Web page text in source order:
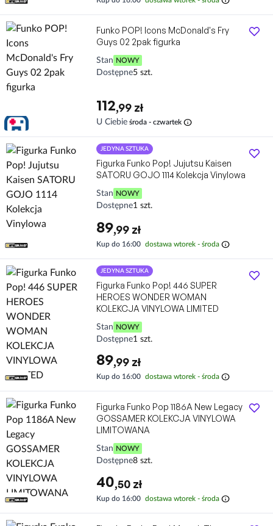
Funko POP! Icons McDonald's Fry
Guys 02 2pak figurka
Stan NOWY
Dostępne5 szt.
112,99 zł
U Ciebie środa - czwartek info
JEDYNA SZTUKA
Figurka Funko Pop! Jujutsu Kaisen
SATORU GOJO 1114 Kolekcja Vinylowa
Stan NOWY
Dostępne1 szt.
89,99 zł
Kup do 16:00 dostawa wtorek - środa info
JEDYNA SZTUKA
Figurka Funko Pop! 446 SUPER
HEROES WONDER WOMAN
KOLEKCJA VINYLOWA LIMITED
Stan NOWY
Dostępne1 szt.
89,99 zł
Kup do 16:00 dostawa wtorek - środa info
Figurka Funko Pop 1186A New Legacy
GOSSAMER KOLEKCJA VINYLOWA
LIMITOWANA
Stan NOWY
Dostępne8 szt.
40,50 zł
Kup do 16:00 dostawa wtorek - środa info